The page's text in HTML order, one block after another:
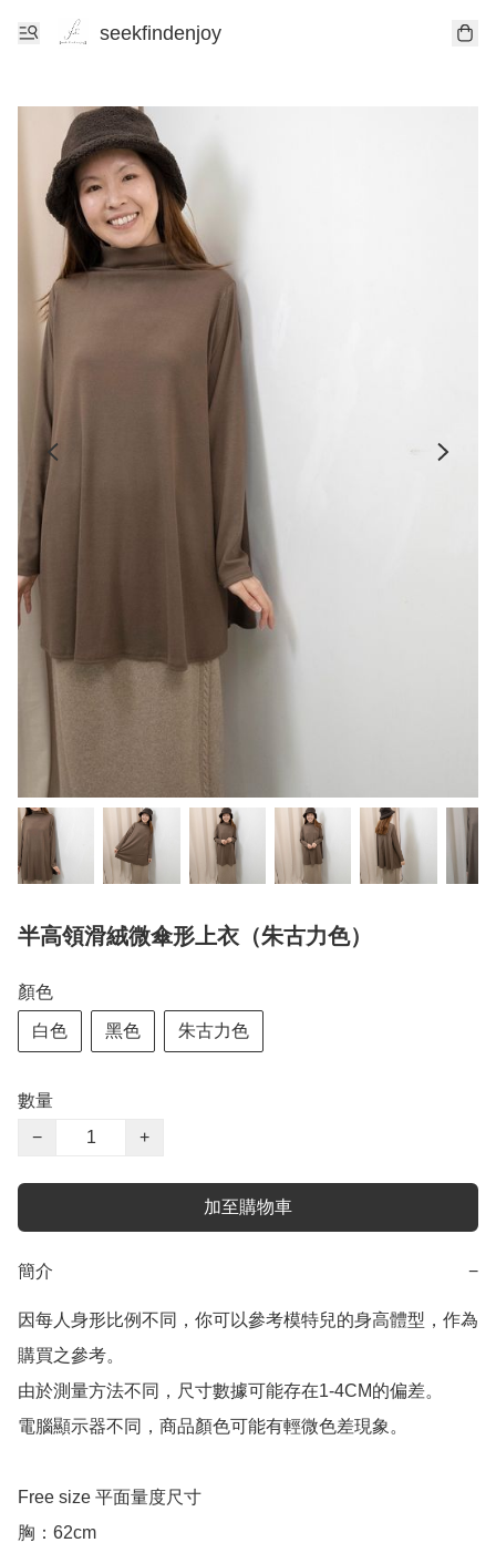
seekfindenjoy
半高領滑絨微傘形上衣（朱古力色）
顏色
白色 黑色 朱古力色
數量
−
+
加至購物車
簡介 −
因每人身形比例不同，你可以參考模特兒的身高體型，作為
購買之參考。
由於測量方法不同，尺寸數據可能存在1-4CM的偏差。
電腦顯示器不同，商品顏色可能有輕微色差現象。
Free size 平面量度尺寸
胸：62cm